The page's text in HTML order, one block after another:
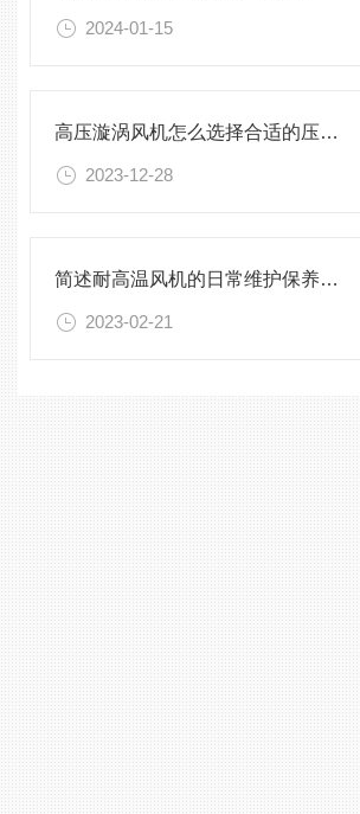
2024-01-15
高压漩涡风机怎么选择合适的压力流量？
2023-12-28
简述耐高温风机的日常维护保养方法
2023-02-21